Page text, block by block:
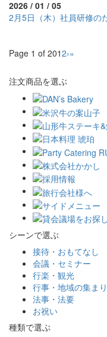
2026 / 01 / 05
2月5日（木）社員研修の
Page 1 of 2012›»
注文商品を選ぶ
シーンで選ぶ
接待・おもてなし
会議・セミナー
行楽・観光
行事・地域の集まり
法事・法要
お祝い
種類で選ぶ